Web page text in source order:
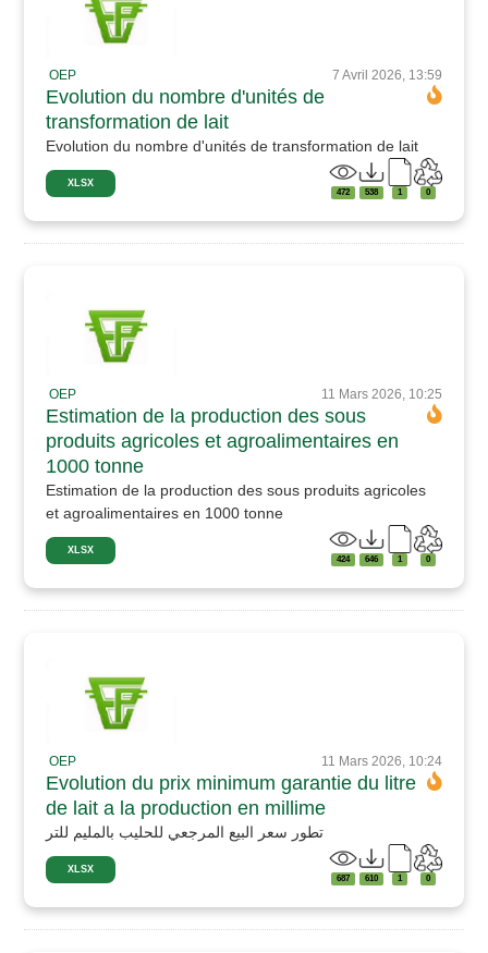
OEP 7 Avril 2026, 13:59
Evolution du nombre d'unités de
transformation de lait
Evolution du nombre d'unités de transformation de lait
XLSX
472 538 1 0
OEP 11 Mars 2026, 10:25
Estimation de la production des sous
produits agricoles et agroalimentaires en
1000 tonne
Estimation de la production des sous produits agricoles
et agroalimentaires en 1000 tonne
XLSX
424 646 1 0
OEP 11 Mars 2026, 10:24
Evolution du prix minimum garantie du litre
de lait a la production en millime
تطور سعر البيع المرجعي للحليب بالمليم للتر
XLSX
687 610 1 0